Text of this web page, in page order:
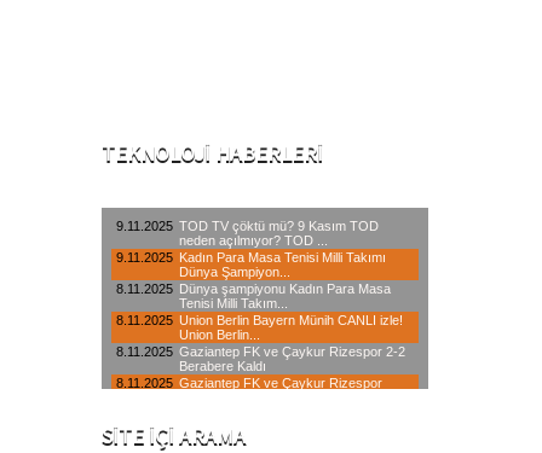
TEKNOLOJI HABERLERI
SITE İÇI ARAMA